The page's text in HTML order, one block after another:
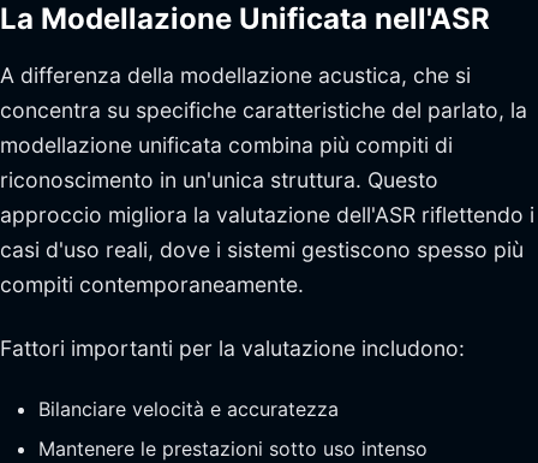
La Modellazione Unificata nell'ASR
A differenza della modellazione acustica, che si
concentra su specifiche caratteristiche del parlato, la
modellazione unificata combina più compiti di
riconoscimento in un'unica struttura. Questo
approccio migliora la valutazione dell'ASR riflettendo i
casi d'uso reali, dove i sistemi gestiscono spesso più
compiti contemporaneamente.
Fattori importanti per la valutazione includono:
Bilanciare velocità e accuratezza
Mantenere le prestazioni sotto uso intenso